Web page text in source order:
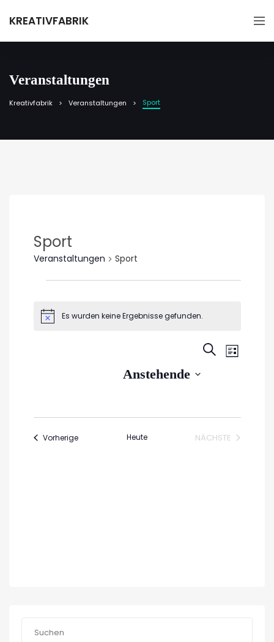
KREATIVFABRIK
Veranstaltungen
Kreativfabrik Veranstaltungen Sport
Sport
Veranstaltungen Sport
HinweisEs wurden keine Ergebnisse gefunden.
Suche
SUCHELISTE
Anstehende
VorherigeVeranstaltungen
Heute
NÄCHSTE